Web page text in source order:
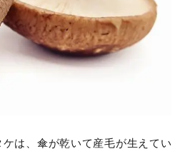
は、傘が乾いて産毛が生えてい